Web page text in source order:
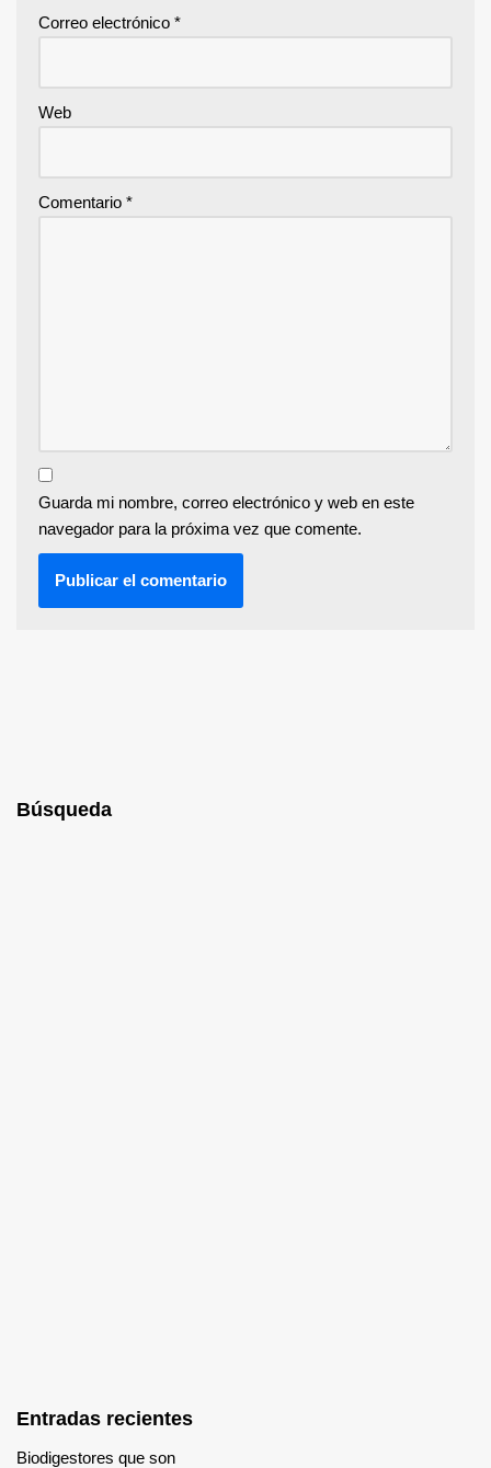
Correo electrónico *
Web
Comentario *
Guarda mi nombre, correo electrónico y web en este
navegador para la próxima vez que comente.
Búsqueda
Entradas recientes
Biodigestores que son